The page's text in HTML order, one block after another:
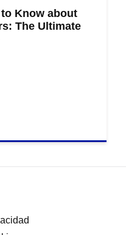
Know about
The Ultimate